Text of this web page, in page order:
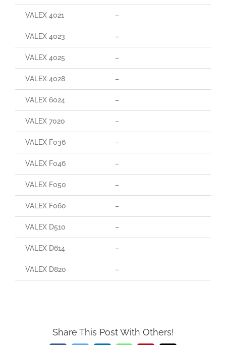
VALEX 4021 –
VALEX 4023 –
VALEX 4025 –
VALEX 4028 –
VALEX 6024 –
VALEX 7020 –
VALEX F036 –
VALEX F046 –
VALEX F050 –
VALEX F060 –
VALEX D510 –
VALEX D614 –
VALEX D820 –
Share This Post With Others!